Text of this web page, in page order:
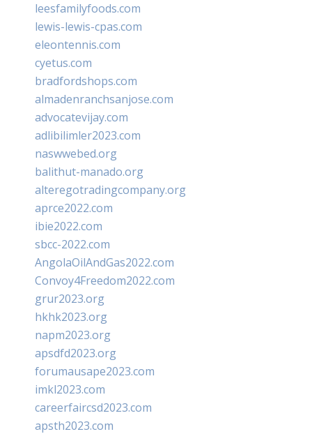
leesfamilyfoods.com
lewis-lewis-cpas.com
eleontennis.com
cyetus.com
bradfordshops.com
almadenranchsanjose.com
advocatevijay.com
adlibilimler2023.com
naswwebed.org
balithut-manado.org
alteregotradingcompany.org
aprce2022.com
ibie2022.com
sbcc-2022.com
AngolaOilAndGas2022.com
Convoy4Freedom2022.com
grur2023.org
hkhk2023.org
napm2023.org
apsdfd2023.org
forumausape2023.com
imkl2023.com
careerfaircsd2023.com
apsth2023.com